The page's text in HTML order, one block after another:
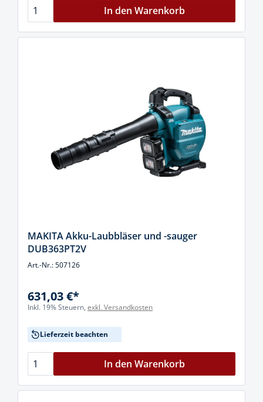
In den Warenkorb
MAKITA Akku-Laubbläser und -sauger
DUB363PT2V
Art.-Nr.: 507126
631,03 €*
Inkl. 19% Steuern, exkl. Versandkosten
Lieferzeit beachten
In den Warenkorb